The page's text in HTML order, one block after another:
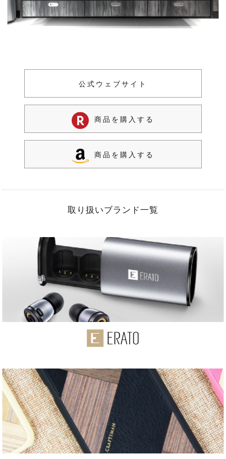
公式ウェブサイト
商品を購入する
商品を購入する
取り扱いブランド一覧